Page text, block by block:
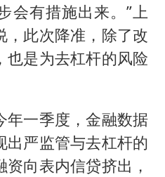
会有措施出来。”上
，此次降准，除了改
也是为去杠杆的风险
年一季度，金融数据
出严监管与去杠杆的
向表内信贷挤出，